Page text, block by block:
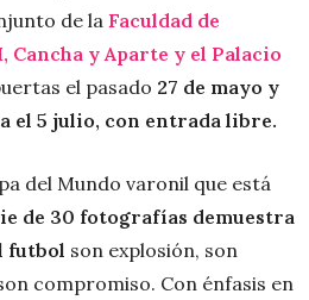
de la Faculdad de
Cancha y Aparte y el Palacio
el pasado 27 de mayo y
el 5 julio, con entrada libre.
del Mundo varonil que está
de 30 fotografías demuestra
futbol son explosión, son
compromiso. Con énfasis en